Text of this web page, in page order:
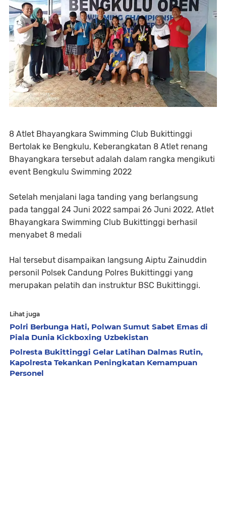
8 Atlet Bhayangkara Swimming Club Bukittinggi
Bertolak ke Bengkulu, Keberangkatan 8 Atlet renang
Bhayangkara tersebut adalah dalam rangka mengikuti
event Bengkulu Swimming 2022
Setelah menjalani laga tanding yang berlangsung
pada tanggal 24 Juni 2022 sampai 26 Juni 2022, Atlet
Bhayangkara Swimming Club Bukittinggi berhasil
menyabet 8 medali
Hal tersebut disampaikan langsung Aiptu Zainuddin
personil Polsek Candung Polres Bukittinggi yang
merupakan pelatih dan instruktur BSC Bukittinggi.
Lihat juga
Polri Berbunga Hati, Polwan Sumut Sabet Emas di
Piala Dunia Kickboxing Uzbekistan
Polresta Bukittinggi Gelar Latihan Dalmas Rutin,
Kapolresta Tekankan Peningkatan Kemampuan
Personel